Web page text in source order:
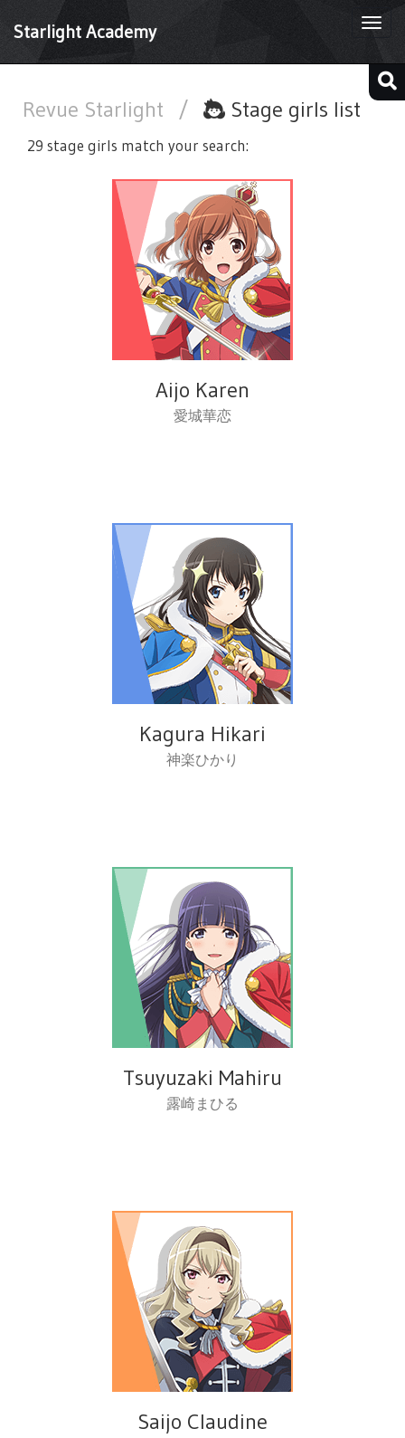
Starlight Academy
Revue Starlight / Stage girls list
29 stage girls match your search:
Aijo Karen
愛城華恋
Kagura Hikari
神楽ひかり
Tsuyuzaki Mahiru
露崎まひる
Saijo Claudine